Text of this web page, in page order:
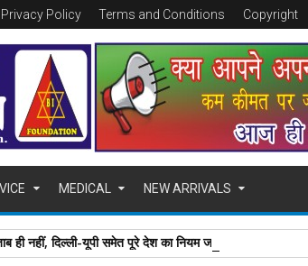
Privacy Policy Terms and Conditions Copyright
MEDICAL NEW ARRIVALS
नहीं, दिल्‍ली-यूपी समेत पूरे देश का नियम जान लें